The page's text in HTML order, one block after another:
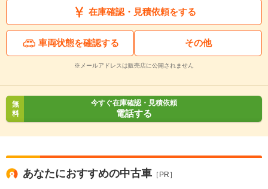
在庫確認・見積依頼をする
車両状態を確認する その他
※メールアドレスは販売店に公開されません
無
料
今すぐ在庫確認・見積依頼
電話する
あなたにおすすめの中古車 ［PR］